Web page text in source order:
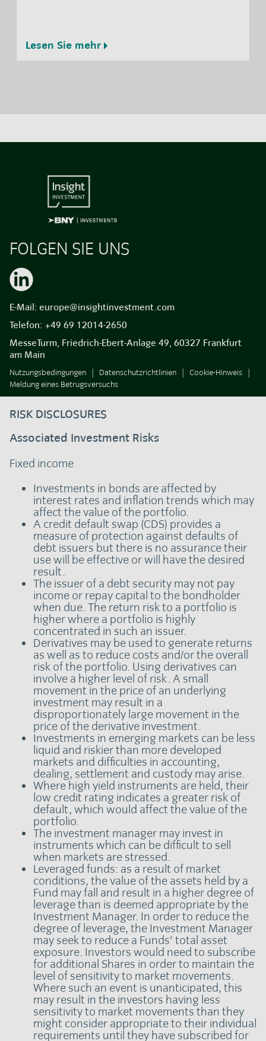
Lesen Sie mehr
FOLGEN SIE UNS
E-Mail: europe@insightinvestment.com
Telefon: +49 69 12014-2650
MesseTurm, Friedrich-Ebert-Anlage 49, 60327 Frankfurt
am Main
Nutzungsbedingungen Datenschutzrichtlinien
Cookie-Hinweis
Meldung eines Betrugsversuchs
RISK DISCLOSURES
Associated Investment Risks
Fixed income
Investments in bonds are affected by
interest rates and inflation trends which may
affect the value of the portfolio.
A credit default swap (CDS) provides a
measure of protection against defaults of
debt issuers but there is no assurance their
use will be effective or will have the desired
result.
The issuer of a debt security may not pay
income or repay capital to the bondholder
when due. The return risk to a portfolio is
higher where a portfolio is highly
concentrated in such an issuer.
Derivatives may be used to generate returns
as well as to reduce costs and/or the overall
risk of the portfolio. Using derivatives can
involve a higher level of risk. A small
movement in the price of an underlying
investment may result in a
disproportionately large movement in the
price of the derivative investment.
Investments in emerging markets can be less
liquid and riskier than more developed
markets and difficulties in accounting,
dealing, settlement and custody may arise.
Where high yield instruments are held, their
low credit rating indicates a greater risk of
default, which would affect the value of the
portfolio.
The investment manager may invest in
instruments which can be difficult to sell
when markets are stressed.
Leveraged funds: as a result of market
conditions, the value of the assets held by a
Fund may fall and result in a higher degree of
leverage than is deemed appropriate by the
Investment Manager. In order to reduce the
degree of leverage, the Investment Manager
may seek to reduce a Funds’ total asset
exposure. Investors would need to subscribe
for additional Shares in order to maintain the
level of sensitivity to market movements.
Where such an event is unanticipated, this
may result in the investors having less
sensitivity to market movements than they
might consider appropriate to their individual
requirements until they have subscribed for